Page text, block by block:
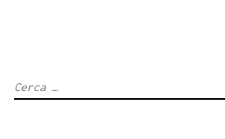
Ricerca